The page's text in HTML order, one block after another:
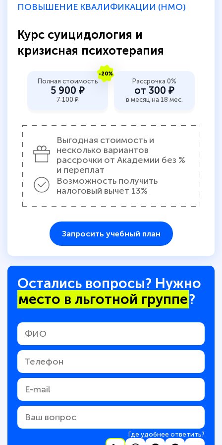
Светлана К
Знаток города 7 уровня
10 марта 2026
Оставила заявку на обучение онлайн, мне
быстро ответили, разъяснили все детали.
пособий и учебников доступно на время
прохождения курса, удобная система
аттестации, проблем не возникло ни на
каком этапе…
ПОВЫШЕНИЕ КВАЛИФИКАЦИИ (НМО)
Курс суицидология и
кризисная психотерапия
-20%
Полная стоимость
5 900 ₽
7 100 ₽
Рассрочка 0%
от 300 ₽
в месяц на 18 мес.
Выгодная стоимость и
несколько вариантов
рассрочки от Академии без %
и переплат
Возможность получить
налоговый вычет 13%
Запросить учебный план
Остались вопросы? Нужно
место в льготной группе?
Где удобнее ответить?